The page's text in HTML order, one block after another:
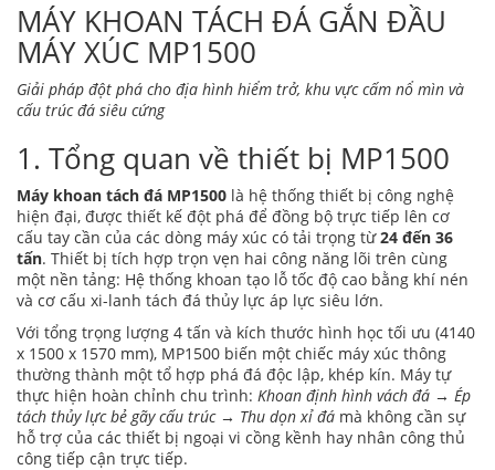
MÁY KHOAN TÁCH ĐÁ GẮN ĐẦU
MÁY XÚC MP1500
Giải pháp đột phá cho địa hình hiểm trở, khu vực cấm nổ mìn và
cấu trúc đá siêu cứng
1. Tổng quan về thiết bị MP1500
Máy khoan tách đá MP1500 là hệ thống thiết bị công nghệ
hiện đại, được thiết kế đột phá để đồng bộ trực tiếp lên cơ
cấu tay cần của các dòng máy xúc có tải trọng từ24 đến 36
tấn. Thiết bị tích hợp trọn vẹn hai công năng lõi trên cùng
một nền tảng: Hệ thống khoan tạo lỗ tốc độ cao bằng khí nén
và cơ cấu xi-lanh tách đá thủy lực áp lực siêu lớn.
Với tổng trọng lượng 4 tấn và kích thước hình học tối ưu (4140
x 1500 x 1570 mm), MP1500 biến một chiếc máy xúc thông
thường thành một tổ hợp phá đá độc lập, khép kín. Máy tự
thực hiện hoàn chỉnh chu trình: Khoan định hình vách đá → Ép
tách thủy lực bẻ gãy cấu trúc → Thu dọn xỉ đá mà không cần sự
hỗ trợ của các thiết bị ngoại vi cồng kềnh hay nhân công thủ
công tiếp cận trực tiếp.